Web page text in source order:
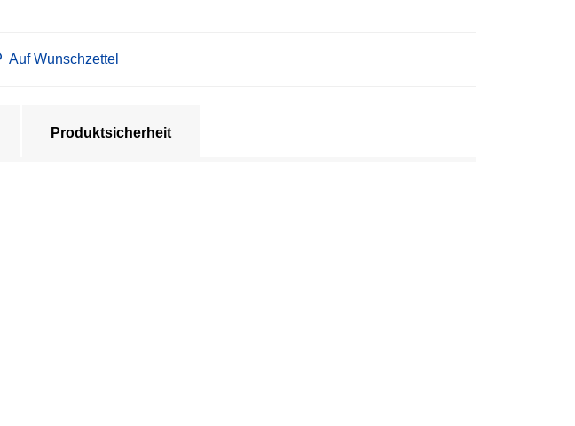
Auf Wunschzettel
Produktsicherheit